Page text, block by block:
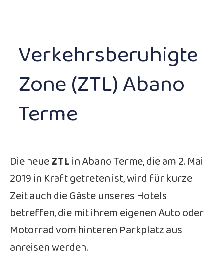
Verkehrsberuhigte
Zone (ZTL) Abano
Terme
Die neueZTLin Abano Terme, die am 2. Mai
2019 in Kraft getreten ist, wird für kurze
Zeit auch die Gäste unseres Hotels
betreffen, die mit ihrem eigenen Auto oder
Motorrad vom hinteren Parkplatz aus
anreisen werden.